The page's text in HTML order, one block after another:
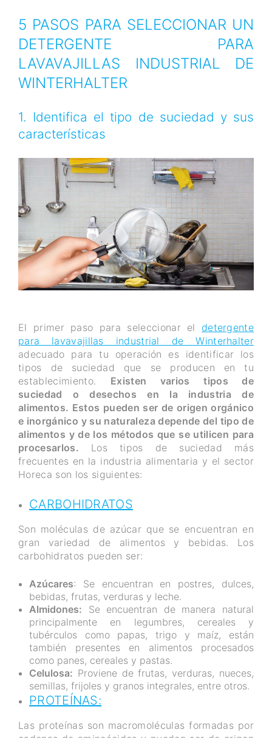
5 PASOS PARA SELECCIONAR UN
DETERGENTE PARA
LAVAVAJILLAS INDUSTRIAL DE
WINTERHALTER
1. Identifica el tipo de suciedad y sus
características
El primer paso para seleccionar el detergente
para lavavajillas industrial de Winterhalter
adecuado para tu operación es identificar los
tipos de suciedad que se producen en tu
establecimiento. Existen varios tipos de
suciedad o desechos en la industria de
alimentos. Estos pueden ser de origen orgánico
e inorgánico y su naturaleza depende del tipo de
alimentos y de los métodos que se utilicen para
procesarlos. Los tipos de suciedad más
frecuentes en la industria alimentaria y el sector
Horeca son los siguientes:
CARBOHIDRATOS
Son moléculas de azúcar que se encuentran en
gran variedad de alimentos y bebidas. Los
carbohidratos pueden ser:
Azúcares: Se encuentran en postres, dulces,
bebidas, frutas, verduras y leche.
Almidones: Se encuentran de manera natural
principalmente en legumbres, cereales y
tubérculos como papas, trigo y maíz, están
también presentes en alimentos procesados
como panes, cereales y pastas.
Celulosa: Proviene de frutas, verduras, nueces,
semillas, frijoles y granos integrales, entre otros.
PROTEÍNAS:
Las proteínas son macromoléculas formadas por